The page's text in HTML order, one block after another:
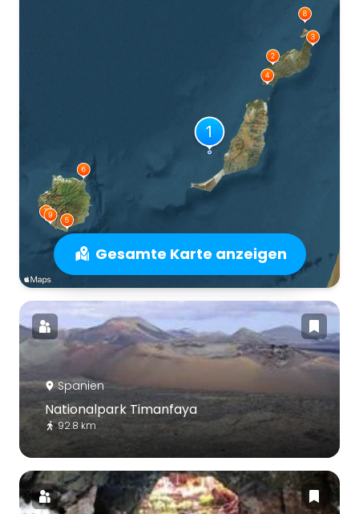
Gesamte Karte anzeigen
Spanien
Nationalpark Timanfaya
92.8 km